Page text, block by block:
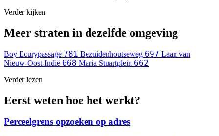
Verder kijken
Meer straten in dezelfde omgeving
Boy Ecurypassage 781 Bezuidenhoutseweg 697 Laan van
Nieuw-Oost-Indië 668 Maria Stuartplein 662
Verder lezen
Eerst weten hoe het werkt?
Perceelgrens opzoeken op adres